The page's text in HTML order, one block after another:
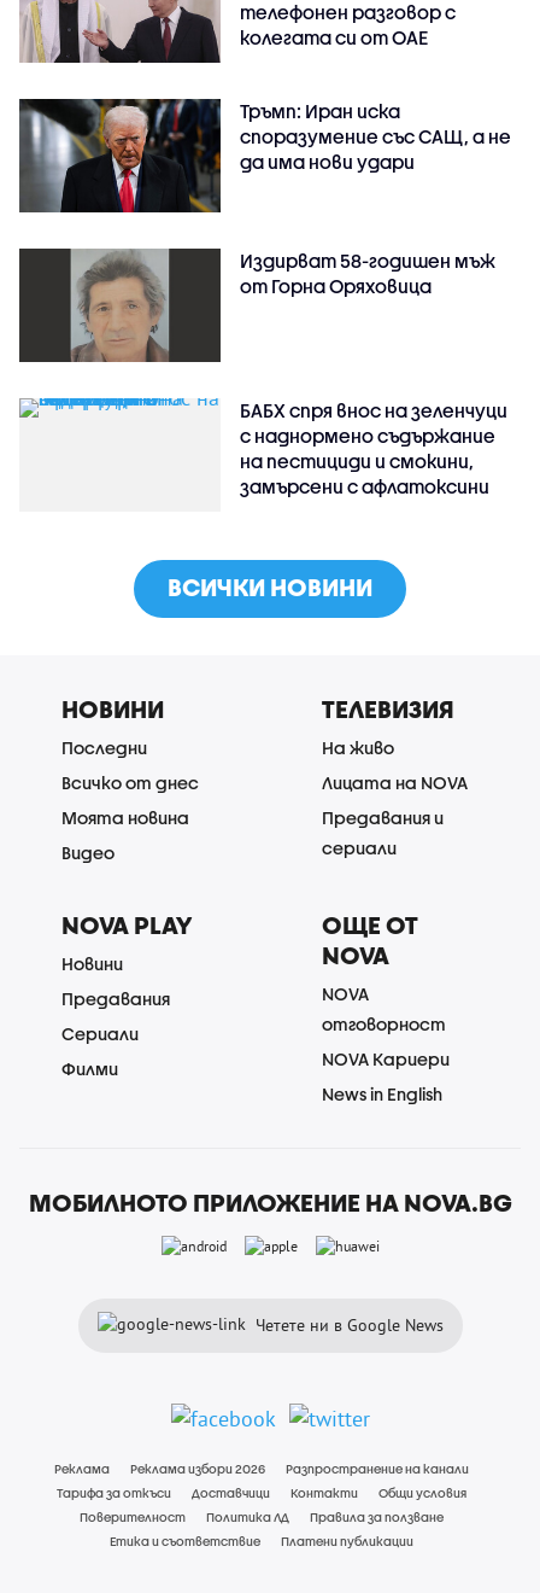
телефонен разговор с
колегата си от ОАЕ
Тръмп: Иран иска
споразумение със САЩ, а не
да има нови удари
Издирват 58-годишен мъж
от Горна Оряховица
БАБХ спря внос на зеленчуци
с наднормено съдържание
на пестициди и смокини,
замърсени с афлатоксини
ВСИЧКИ НОВИНИ
НОВИНИ
Последни
Всичко от днес
Моята новина
Видео
ТЕЛЕВИЗИЯ
На живо
Лицата на NOVA
Предавания и
сериали
NOVA PLAY
Новини
Предавания
Сериали
Филми
ОЩЕ ОТ
NOVA
NOVA
отговорност
NOVA Кариери
News in English
МОБИЛНОТО ПРИЛОЖЕНИЕ НА NOVA.BG
Четете ни в Google News
Реклама Реклама избори 2026
Разпространение на канали
Тарифа за откъси
Доставчици Контакти
Общи условия
Поверителност
Политика ЛД
Правила за ползване
Етика и съответствие
Платени публикации